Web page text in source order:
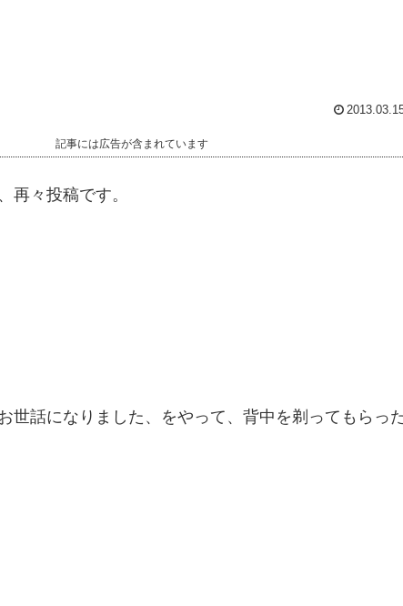
記事には広告が含まれています
再々投稿です。
世話になりました、をやって、背中を剃ってもらっ